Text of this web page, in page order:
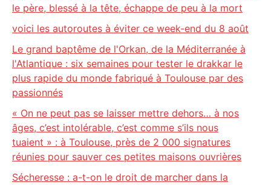
le père, blessé à la tête, échappe de peu à la mort
voici les autoroutes à éviter ce week-end du 8 août
Le grand baptême de l'Orkan, de la Méditerranée à
l'Atlantique : six semaines pour tester le drakkar le
plus rapide du monde fabriqué à Toulouse par des
passionnés
« On ne peut pas se laisser mettre dehors… à nos
âges, c’est intolérable, c’est comme s’ils nous
tuaient » : à Toulouse, près de 2 000 signatures
réunies pour sauver ces petites maisons ouvrières
Sécheresse : a-t-on le droit de marcher dans la